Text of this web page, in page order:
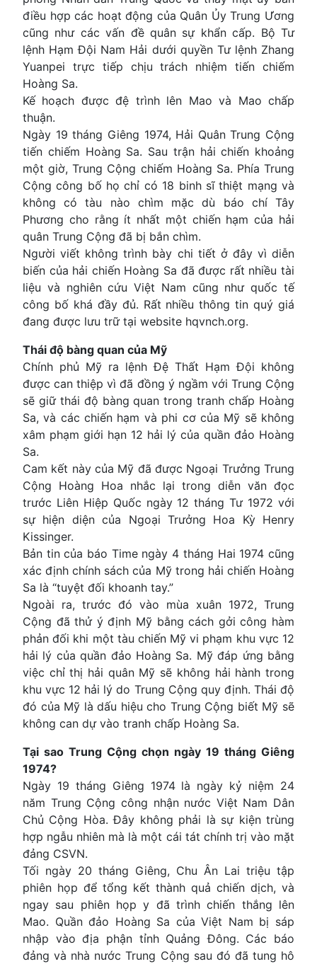
điều hợp các hoạt động của Quân Ủy Trung Ương
cũng như các vấn đề quân sự khẩn cấp. Bộ Tư
lệnh Hạm Đội Nam Hải dưới quyền Tư lệnh Zhang
Yuanpei trực tiếp chịu trách nhiệm tiến chiếm
Hoàng Sa.
Kế hoạch được đệ trình lên Mao và Mao chấp
thuận.
Ngày 19 tháng Giêng 1974, Hải Quân Trung Cộng
tiến chiếm Hoàng Sa. Sau trận hải chiến khoảng
một giờ, Trung Cộng chiếm Hoàng Sa. Phía Trung
Cộng công bố họ chỉ có 18 binh sĩ thiệt mạng và
không có tàu nào chìm mặc dù báo chí Tây
Phương cho rằng ít nhất một chiến hạm của hải
quân Trung Cộng đã bị bắn chìm.
Người viết không trình bày chi tiết ở đây vì diễn
biến của hải chiến Hoàng Sa đã được rất nhiều tài
liệu và nghiên cứu Việt Nam cũng như quốc tế
công bố khá đầy đủ. Rất nhiều thông tin quý giá
đang được lưu trữ tại website hqvnch.org.
Thái độ bàng quan của Mỹ
Chính phủ Mỹ ra lệnh Đệ Thất Hạm Đội không
được can thiệp vì đã đồng ý ngầm với Trung Cộng
sẽ giữ thái độ bàng quan trong tranh chấp Hoàng
Sa, và các chiến hạm và phi cơ của Mỹ sẽ không
xâm phạm giới hạn 12 hải lý của quần đảo Hoàng
Sa.
Cam kết này của Mỹ đã được Ngoại Trưởng Trung
Cộng Hoàng Hoa nhắc lại trong diễn văn đọc
trước Liên Hiệp Quốc ngày 12 tháng Tư 1972 với
sự hiện diện của Ngoại Trưởng Hoa Kỳ Henry
Kissinger.
Bản tin của báo Time ngày 4 tháng Hai 1974 cũng
xác định chính sách của Mỹ trong hải chiến Hoàng
Sa là “tuyệt đối khoanh tay.”
Ngoài ra, trước đó vào mùa xuân 1972, Trung
Cộng đã thử ý định Mỹ bằng cách gởi công hàm
phản đối khi một tàu chiến Mỹ vi phạm khu vực 12
hải lý của quần đảo Hoàng Sa. Mỹ đáp ứng bằng
việc chỉ thị hải quân Mỹ sẽ không hải hành trong
khu vực 12 hải lý do Trung Cộng quy định. Thái độ
đó của Mỹ là dấu hiệu cho Trung Cộng biết Mỹ sẽ
không can dự vào tranh chấp Hoàng Sa.
Tại sao Trung Cộng chọn ngày 19 tháng Giêng
1974?
Ngày 19 tháng Giêng 1974 là ngày kỷ niệm 24
năm Trung Cộng công nhận nước Việt Nam Dân
Chủ Cộng Hòa. Đây không phải là sự kiện trùng
hợp ngẫu nhiên mà là một cái tát chính trị vào mặt
đảng CSVN.
Tối ngày 20 tháng Giêng, Chu Ân Lai triệu tập
phiên họp để tổng kết thành quả chiến dịch, và
ngay sau phiên họp y đã trình chiến thắng lên
Mao. Quần đảo Hoàng Sa của Việt Nam bị sáp
nhập vào địa phận tỉnh Quảng Đông. Các báo
đảng và nhà nước Trung Cộng sau đó đã tung hô